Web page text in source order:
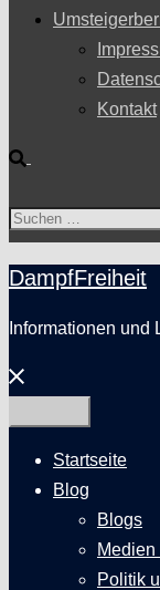
Kontakt
Suche
Suchen
DampfFreiheit
Informationen und
Menü
schließen
Startseite
Blog
Blogs
Politik